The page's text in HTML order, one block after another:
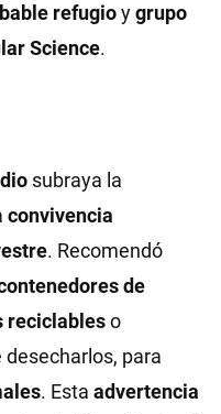
refugioygrupo
Science.
subraya la
convivencia
. Recomendó
de
reciclableso
desecharlos, para
. Esta advertencia